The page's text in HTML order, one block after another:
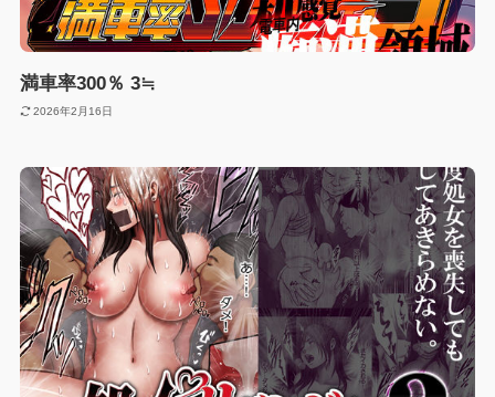
満車率300％ 3≒
2026年2月16日